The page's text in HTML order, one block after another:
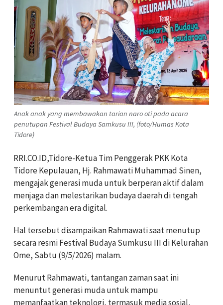
Anak anak yang membawakan tarian naro oti pada acara
penutupan Festival Budaya Samkusu III, (foto/Humas Kota
Tidore)
RRI.CO.ID,Tidore-Ketua Tim Penggerak PKK Kota
Tidore Kepulauan, Hj. Rahmawati Muhammad Sinen,
mengajak generasi muda untuk berperan aktif dalam
menjaga dan melestarikan budaya daerah di tengah
perkembangan era digital.
Hal tersebut disampaikan Rahmawati saat menutup
secara resmi Festival Budaya Sumkusu III di Kelurahan
Ome, Sabtu (9/5/2026) malam.
Menurut Rahmawati, tantangan zaman saat ini
menuntut generasi muda untuk mampu
memanfaatkan teknologi, termasuk media sosial,